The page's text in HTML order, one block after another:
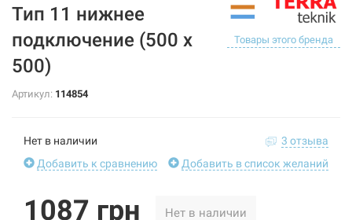
Тип 11 нижнее
подключение (500 x
500)
Товары этого бренда
Артикул: 114854
Нет в наличии
3 отзыва
Добавить к сравнению
Добавить в список желаний
1087 грн Нет в наличии